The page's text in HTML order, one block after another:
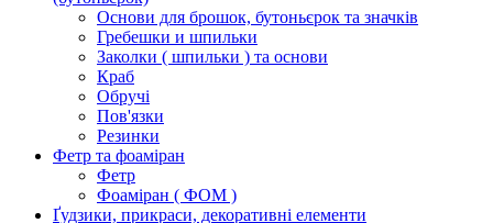
Основи для брошок, бутоньєрок та значків
Гребешки и шпильки
Заколки ( шпильки ) та основи
Краб
Обручі
Пов'язки
Резинки
Фетр та фоаміран
Фетр
Фоаміран ( ФОМ )
Ґудзики, прикраси, декоративні елементи